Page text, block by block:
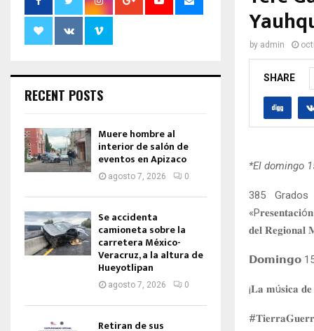
by admin
SHARE
*El domingo
385 Grados
𝐝𝐞𝐥 𝐑𝐞𝐠𝐢𝐨𝐧𝐚𝐥
𝗗𝗼𝗺𝗶𝗻𝗴𝗼 15
¡𝐋𝐚 𝐦ú𝐬𝐢𝐜𝐚
RECENT POSTS
Muere hombre al
interior de salón de
eventos en Apizaco
agosto 7, 2026 0
Se accidenta
camioneta sobre la
carretera México-
Veracruz, a la altura de
Hueyotlipan
agosto 7, 2026 0
Retiran de sus